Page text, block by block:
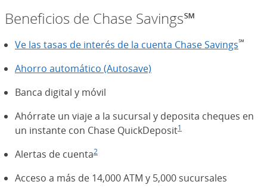
Beneficios de Chase Savings℠
Ve las tasas de interés de la cuenta Chase Savings℠
Ahorro automático (Autosave)
Banca digital y móvil
Ahórrate un viaje a la sucursal y deposita cheques en
un instante con Chase QuickDepositNota al pie de
1
Alertas de cuentaNota al pie de página
2
Acceso a más de 14,000 ATM y 5,000 sucursales